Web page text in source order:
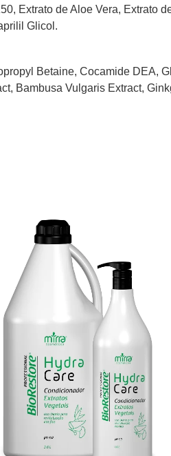
Extrato de Aloe Vera, Extrato
Glicol.
Betaine, Cocamide DEA,
Bambusa Vulgaris Extract,